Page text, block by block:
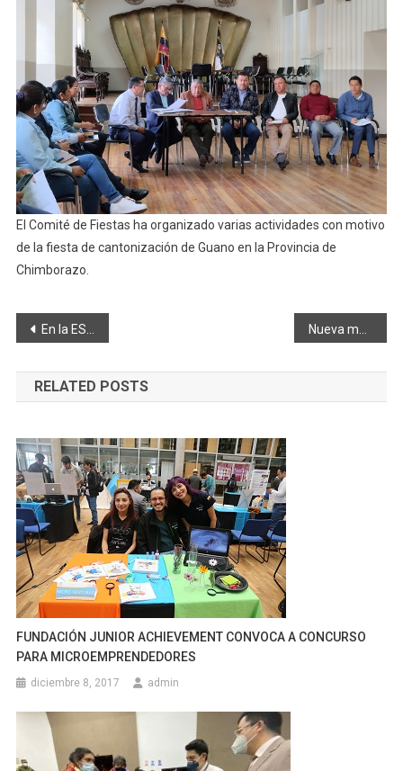
Agenda
De
Fiestas
El Comité de Fiestas ha organizado varias actividades con motivo
de la fiesta de cantonización de Guano en la Provincia de
Chimborazo.
Navegación
de
entradas
En la ESPOCH se entregará certificaciones para pilotos de drones
RELATED POSTS
FUNDACIÓN JUNIOR ACHIEVEMENT CONVOCA A CONCURSO
PARA MICROEMPRENDEDORES
diciembre 8, 2017 admin